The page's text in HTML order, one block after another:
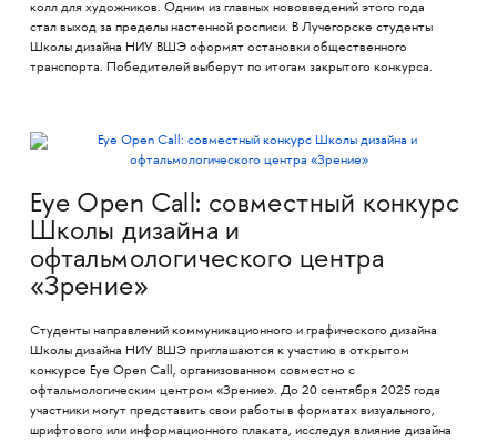
колл для художников. Одним из главных нововведений этого года
стал выход за пределы настенной росписи. В Лучегорске студенты
Школы дизайна НИУ ВШЭ оформят остановки общественного
транспорта. Победителей выберут по итогам закрытого конкурса.
Eye Open Call: совместный конкурс
Школы дизайна и
офтальмологического центра
«Зрение»
Студенты направлений коммуникационного и графического дизайна
Школы дизайна НИУ ВШЭ приглашаются к участию в открытом
конкурсе Eye Open Call, организованном совместно с
офтальмологическим центром «Зрение». До 20 сентября 2025 года
участники могут представить свои работы в форматах визуального,
шрифтового или информационного плаката, исследуя влияние дизайна